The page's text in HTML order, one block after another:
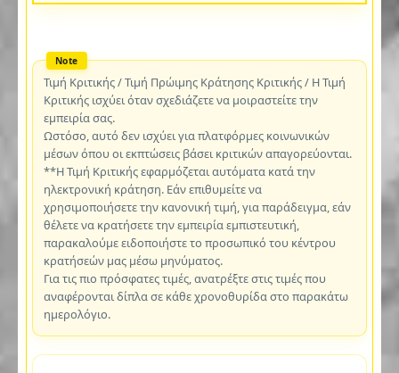
Τιμή Κριτικής / Τιμή Πρώιμης Κράτησης Κριτικής / Η Τιμή
Κριτικής ισχύει όταν σχεδιάζετε να μοιραστείτε την
εμπειρία σας.
Ωστόσο, αυτό δεν ισχύει για πλατφόρμες κοινωνικών
μέσων όπου οι εκπτώσεις βάσει κριτικών απαγορεύονται.
**Η Τιμή Κριτικής εφαρμόζεται αυτόματα κατά την
ηλεκτρονική κράτηση. Εάν επιθυμείτε να
χρησιμοποιήσετε την κανονική τιμή, για παράδειγμα, εάν
θέλετε να κρατήσετε την εμπειρία εμπιστευτική,
παρακαλούμε ειδοποιήστε το προσωπικό του κέντρου
κρατήσεών μας μέσω μηνύματος.
Για τις πιο πρόσφατες τιμές, ανατρέξτε στις τιμές που
αναφέρονται δίπλα σε κάθε χρονοθυρίδα στο παρακάτω
ημερολόγιο.